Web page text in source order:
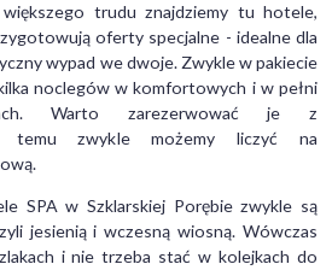
trudu znajdziemy tu hotele,
oferty specjalne - idealne dla
wypad we dwoje. Zwykle w pakiecie
noclegów w komfortowych i w pełni
Warto zarezerwować je z
temu zwykle możemy liczyć na
SPA w Szklarskiej Porębie zwykle są
jesienią i wczesną wiosną. Wówczas
i nie trzeba stać w kolejkach do